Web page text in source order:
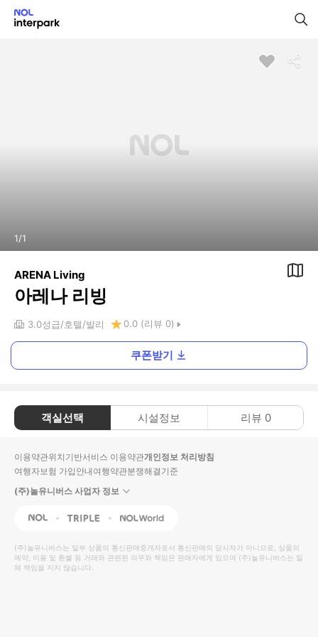
1/1
ARENA Living
아레나 리빙
3.0성급 호텔 발리 0.0 (리뷰 0)
쿠폰받기
객실선택 시설정보 리뷰 0
이용약관위치기반서비스 이용약관개인정보 처리방침
여행자보험 가입안내여행약관분쟁해결기준
(주)놀유니버스 사업자 정보
NOL Triple Interpark Global
(주)놀유니버스는 일부 상품의 통신판매중개자로서 통신판매의 당사자가 아니므로, 상품의
예약, 이용 및 환불 등 거래와 관련된 의무와 책임은 판매자에게 있으며 (주)놀유니버스는 일
체 책임을 지지 않습니다.